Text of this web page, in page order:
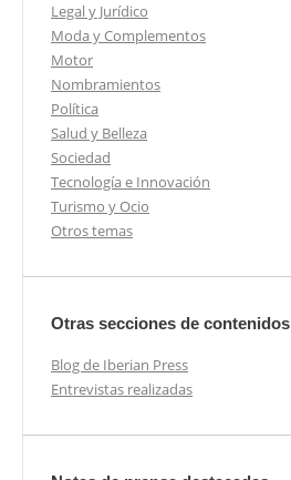
Legal y Jurídico
Moda y Complementos
Motor
Nombramientos
Política
Salud y Belleza
Sociedad
Tecnología e Innovación
Turismo y Ocio
Otros temas
Otras secciones de contenidos
Blog de Iberian Press
Entrevistas realizadas